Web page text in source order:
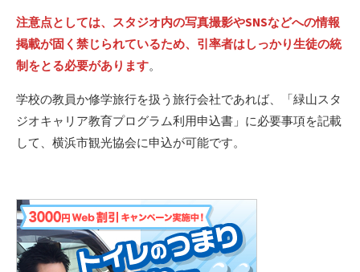
注意点としては、スタジオ内の写真撮影やSNSなどへの情報
掲載が固く禁じられているため、引率者はしっかり生徒の統
制をとる必要があります。
学校の教員か修学旅行を扱う旅行会社であれば、「緑山スタ
ジオキャリア教育プログラム利用申込書」に必要事項を記載
して、横浜市観光協会に申込が可能です。